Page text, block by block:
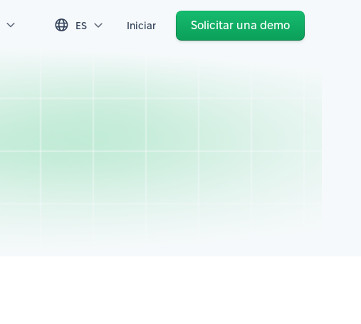
ES Iniciar Solicitar una demo